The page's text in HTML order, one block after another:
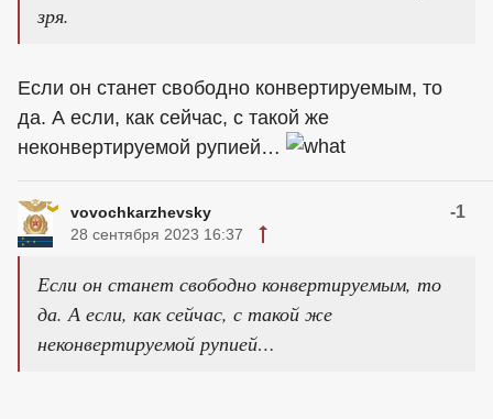
зря.
Если он станет свободно конвертируемым, то
да. А если, как сейчас, с такой же
неконвертируемой рупией…
vovochkarzhevsky -1
28 сентября 2023 16:37
Если он станет свободно конвертируемым, то
да. А если, как сейчас, с такой же
неконвертируемой рупией…